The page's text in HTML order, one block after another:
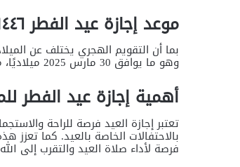
موعد إجازة عيد الفطر ١٤٤٦ هـ
وهو ما يوافق 30 مارس 2025 ميلاديًا، مع احتمال اختلاف الموعد وفقًا لرؤية الهلال.
أهمية إجازة عيد الفطر
تعتبر إجازة العيد فرصة للراحة
بالاحتفالات الخاصة بالعيد. كما تعزز
فرصة لأداء صلاة العيد والتقرب إلى